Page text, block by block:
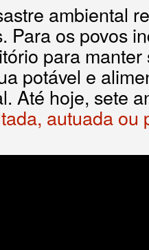
ambiental
Para os povos
para
potável e
Até hoje, sete
autuada ou